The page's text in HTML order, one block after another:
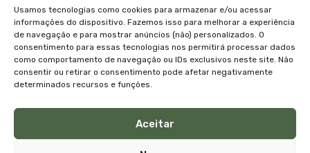
Usamos tecnologias como cookies para armazenar e/ou acessar
informações do dispositivo. Fazemos isso para melhorar a experiência
de navegação e para mostrar anúncios (não) personalizados. O
consentimento para essas tecnologias nos permitirá processar dados
como comportamento de navegação ou IDs exclusivos neste site. Não
consentir ou retirar o consentimento pode afetar negativamente
determinados recursos e funções.
Aceitar
Empresa
Equipe
Blog
Contato
Política de
privacidade
CEP 88301-
401
Telefone:
+55 47
3045-4070
+55 47
99615-9333
13:30 – 18:00
Sábado e
domingo
com
agendamento